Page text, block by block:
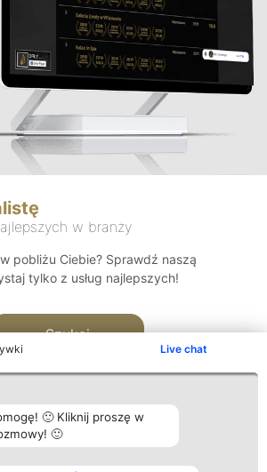
Live chat
🙂 Kliknij proszę w
🙂
w branży
pobliżu Ciebie? Sprawdź naszą
tylko z usług najlepszych!
Szukaj
Plebiscyt Kontakt